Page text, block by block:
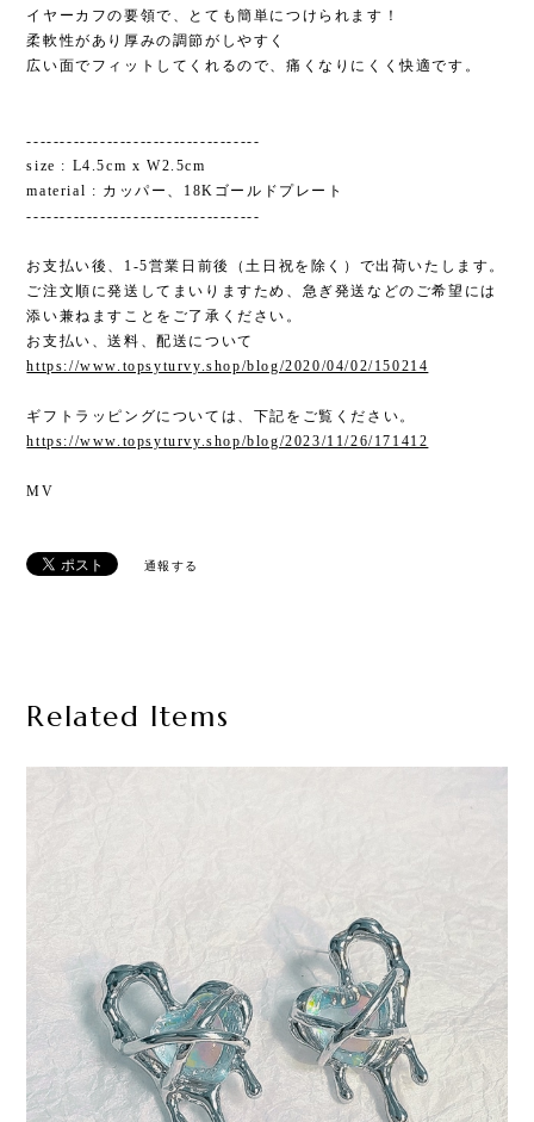
イヤーカフの要領で、とても簡単につけられます！
柔軟性があり厚みの調節がしやすく
広い面でフィットしてくれるので、痛くなりにくく快適です。
-----------------------------------
size : L4.5cm x W2.5cm
material : カッパー、18Kゴールドプレート
-----------------------------------
お支払い後、1-5営業日前後（土日祝を除く）で出荷いたします。
ご注文順に発送してまいりますため、急ぎ発送などのご希望には
添い兼ねますことをご了承ください。
お支払い、送料、配送について
https://www.topsyturvy.shop/blog/2020/04/02/150214
ギフトラッピングについては、下記をご覧ください。
https://www.topsyturvy.shop/blog/2023/11/26/171412
MV
通報する
Related Items